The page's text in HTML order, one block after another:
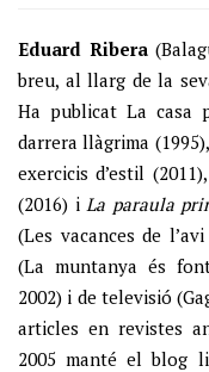
Eduard Ribera
breu, al llarg de la
Ha publicat La casa
darrera llàgrima
exercicis d’estil
(2016) iLa paraula
(Les vacances de
(La muntanya és
2002) i de televisió
articles en revistes
2005 manté el blog